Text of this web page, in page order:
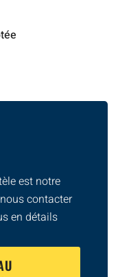
est notre
contacter
en détails